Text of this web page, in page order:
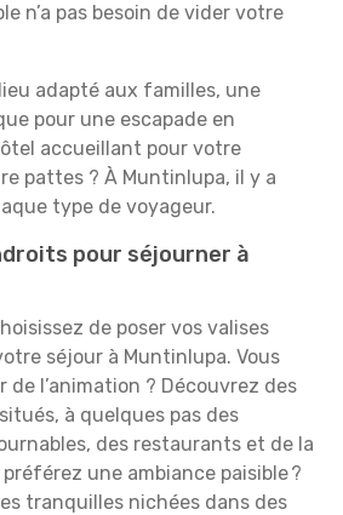
n’a pas besoin de vider votre
adapté aux familles, une
pour une escapade en
accueillant pour votre
pattes ? À Muntinlupa, il y a
type de voyageur.
pour séjourner à
de poser vos valises
séjour à Muntinlupa. Vous
l’animation ? Découvrez des
à quelques pas des
des restaurants et de la
une ambiance paisible ?
tranquilles nichées dans des